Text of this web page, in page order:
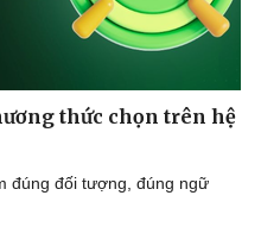
Nghệ sĩ
thức chọn trên hệ
đúng đối tượng, đúng ngữ